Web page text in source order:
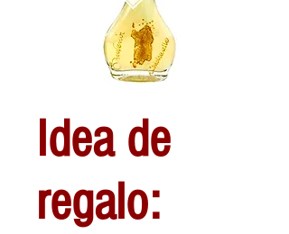
Idea de
regalo: